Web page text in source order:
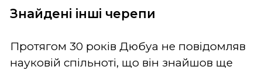
Знайдені інші черепи
Протягом 30 років Дюбуа не повідомляв
науковій спільноті, що він знайшов ще